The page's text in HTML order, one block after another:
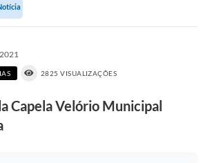
2825 VISUALIZAÇÕES
Capela Velório Municipal